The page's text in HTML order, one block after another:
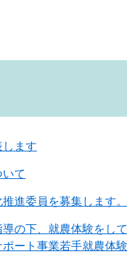
ます
て
進委員を募集します。
導の下、就農体験をし
ート事業若手就農体